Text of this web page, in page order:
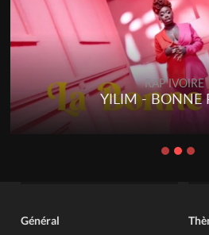
RAP IVOIRE
YILIM - BONNE
Général